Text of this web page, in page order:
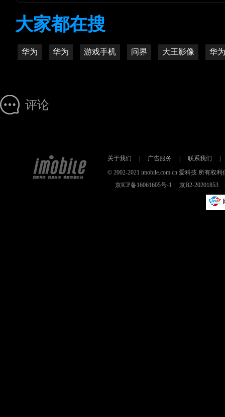
大家都在搜
华为 华为 游戏手机 问界 大王影像 华
评论
关于我们 广告服务 联系我们
© 2002-2021 imobile.com.cn 爱科技 所有权
京ICP备16061605号-1
京B2-20201853